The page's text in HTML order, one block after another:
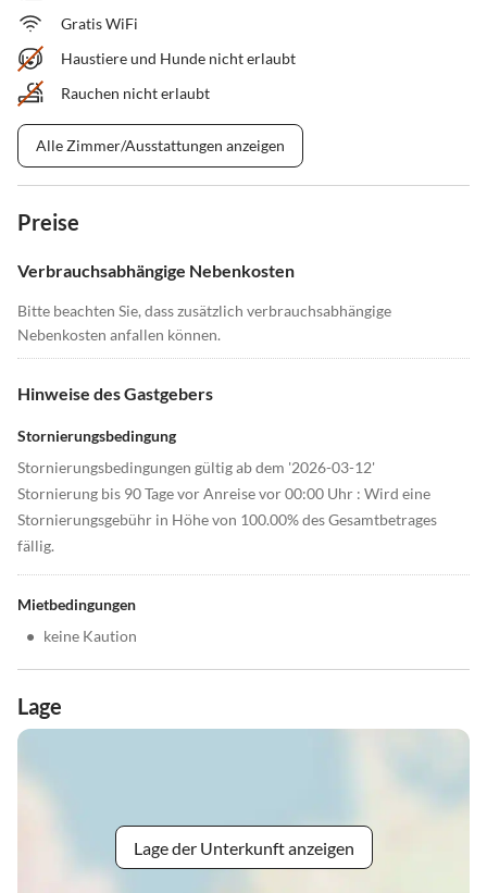
Gratis WiFi
Haustiere und Hunde nicht erlaubt
Rauchen nicht erlaubt
Alle Zimmer/Ausstattungen anzeigen
Preise
Verbrauchsabhängige Nebenkosten
Bitte beachten Sie, dass zusätzlich verbrauchsabhängige
Nebenkosten anfallen können.
Hinweise des Gastgebers
Stornierungsbedingung
Stornierungsbedingungen gültig ab dem '2026-03-12'
Stornierung bis 90 Tage vor Anreise vor 00:00 Uhr : Wird eine
Stornierungsgebühr in Höhe von 100.00% des Gesamtbetrages
fällig.
Mietbedingungen
• keine Kaution
Lage
Lage der Unterkunft anzeigen